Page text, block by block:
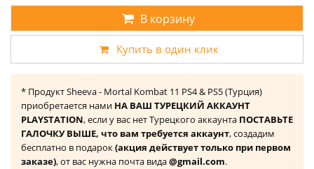
В корзину
Купить в один клик
* Продукт Sheeva - Mortal Kombat 11 PS4 & PS5 (Турция)
приобретается нами НА ВАШ ТУРЕЦКИЙ АККАУНТ
PLAYSTATION, если у вас нет Турецкого аккаунта ПОСТАВЬТЕ
ГАЛОЧКУ ВЫШЕ, что вам требуется аккаунт, создадим
бесплатно в подарок(акция действует только при первом
заказе), от вас нужна почта вида@gmail.com.